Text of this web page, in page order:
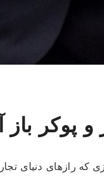
پوکر باز
که رازهای دنیای